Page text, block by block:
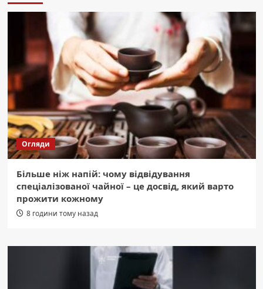
Огляди
Більше ніж напій: чому відвідування
спеціалізованої чайної – це досвід, який варто
прожити кожному
8 години тому назад